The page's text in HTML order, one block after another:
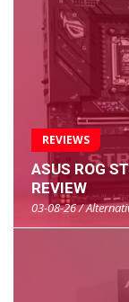
REVIEWS
ASUS ROG
REVIEW
03-08-26 /